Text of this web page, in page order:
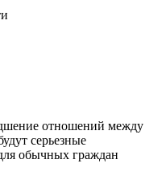
отношений между
серьезные
обычных граждан